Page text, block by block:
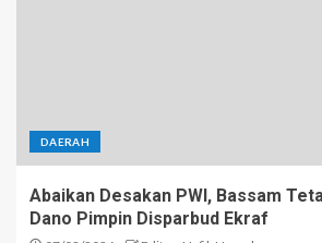
DAERAH
Abaikan Desakan PWI, Bassam
Dano Pimpin Disparbud Ekraf